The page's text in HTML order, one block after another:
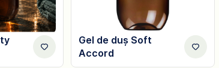
Gel de duș Soft
Accord